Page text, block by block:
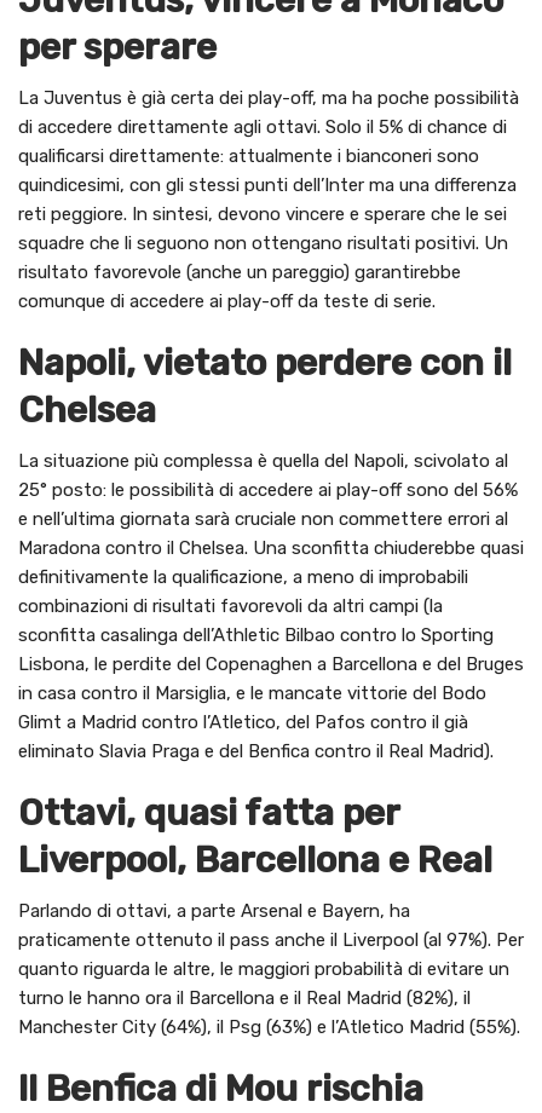
per sperare
La Juventus è già certa dei play-off, ma ha poche possibilità
di accedere direttamente agli ottavi. Solo il 5% di chance di
qualificarsi direttamente: attualmente i bianconeri sono
quindicesimi, con gli stessi punti dell’Inter ma una differenza
reti peggiore. In sintesi, devono vincere e sperare che le sei
squadre che li seguono non ottengano risultati positivi. Un
risultato favorevole (anche un pareggio) garantirebbe
comunque di accedere ai play-off da teste di serie.
Napoli, vietato perdere con il
Chelsea
La situazione più complessa è quella del Napoli, scivolato al
25° posto: le possibilità di accedere ai play-off sono del 56%
e nell’ultima giornata sarà cruciale non commettere errori al
Maradona contro il Chelsea. Una sconfitta chiuderebbe quasi
definitivamente la qualificazione, a meno di improbabili
combinazioni di risultati favorevoli da altri campi (la
sconfitta casalinga dell’Athletic Bilbao contro lo Sporting
Lisbona, le perdite del Copenaghen a Barcellona e del Bruges
in casa contro il Marsiglia, e le mancate vittorie del Bodo
Glimt a Madrid contro l’Atletico, del Pafos contro il già
eliminato Slavia Praga e del Benfica contro il Real Madrid).
Ottavi, quasi fatta per
Liverpool, Barcellona e Real
Parlando di ottavi, a parte Arsenal e Bayern, ha
praticamente ottenuto il pass anche il Liverpool (al 97%). Per
quanto riguarda le altre, le maggiori probabilità di evitare un
turno le hanno ora il Barcellona e il Real Madrid (82%), il
Manchester City (64%), il Psg (63%) e l’Atletico Madrid (55%).
Il Benfica di Mou rischia